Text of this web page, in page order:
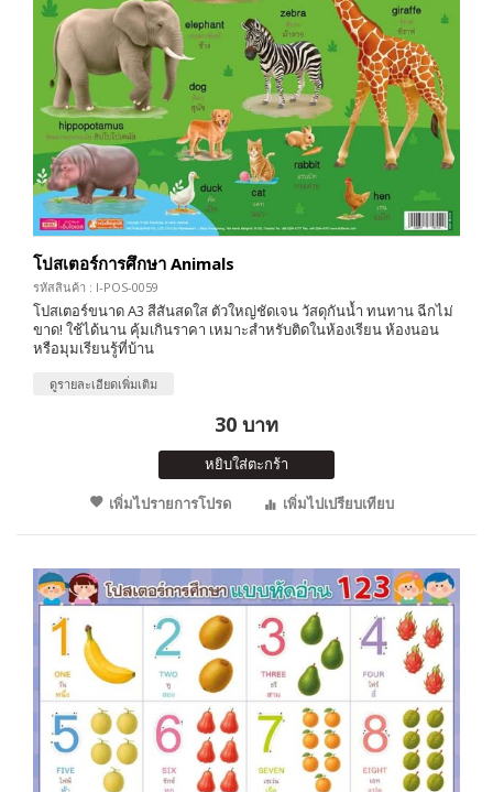
โปสเตอร์การศึกษา Animals
รหัสสินค้า : I-POS-0059
โปสเตอร์ขนาด A3 สีสันสดใส ตัวใหญ่ชัดเจน วัสดุกันน้ำ ทนทาน ฉีกไม่
ขาด! ใช้ได้นาน คุ้มเกินราคา เหมาะสำหรับติดในห้องเรียน ห้องนอน
หรือมุมเรียนรู้ที่บ้าน
ดูรายละเอียดเพิ่มเติม
30 บาท
หยิบใส่ตะกร้า
เพิ่มไปรายการโปรด
เพิ่มไปเปรียบเทียบ